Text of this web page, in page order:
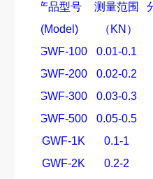
产品型号
(Model)
测量范围
（ KN ）
SGWF-100
0.01-0.1
SGWF-200
0.02-0.2
SGWF-300
0.03-0.3
SGWF-500
0.05-0.5
SGWF-1K
0.1-1
SGWF-2K
0.2-2